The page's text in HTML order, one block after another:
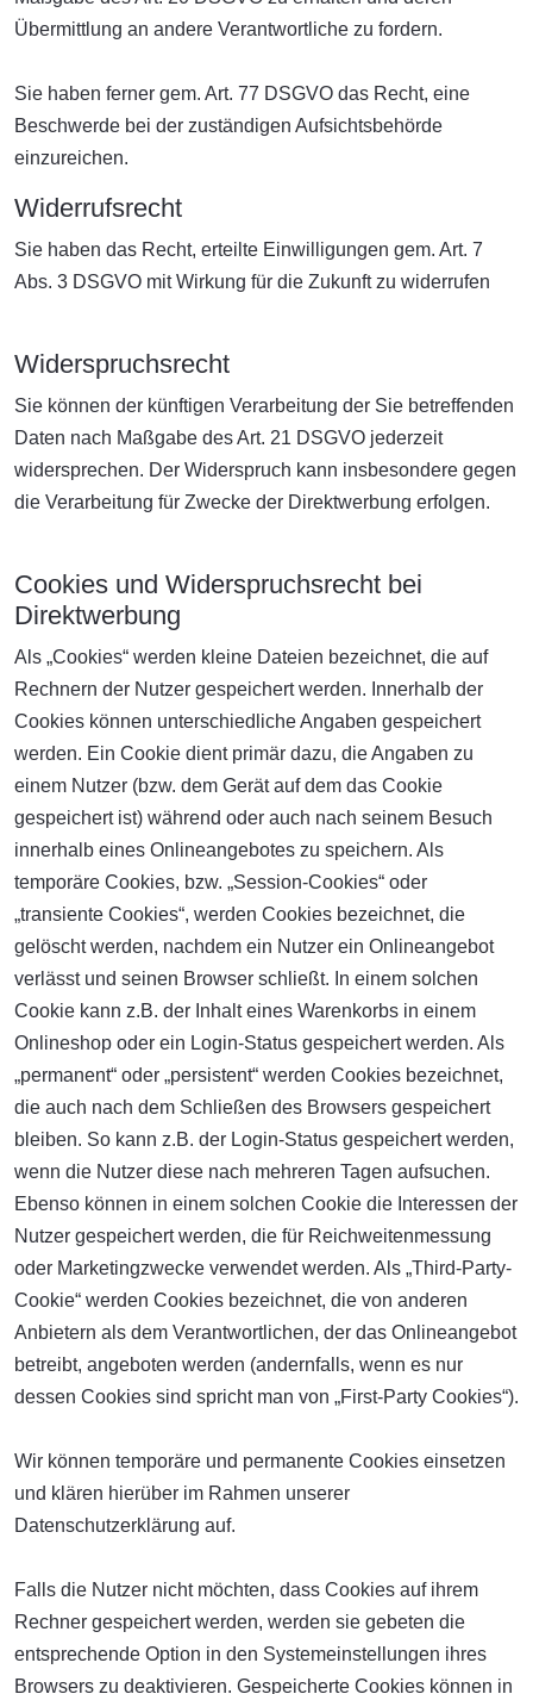
Übermittlung an andere Verantwortliche zu fordern.
Sie haben ferner gem. Art. 77 DSGVO das Recht, eine
Beschwerde bei der zuständigen Aufsichtsbehörde
einzureichen.
Widerrufsrecht
Sie haben das Recht, erteilte Einwilligungen gem. Art. 7
Abs. 3 DSGVO mit Wirkung für die Zukunft zu widerrufen
Widerspruchsrecht
Sie können der künftigen Verarbeitung der Sie betreffenden
Daten nach Maßgabe des Art. 21 DSGVO jederzeit
widersprechen. Der Widerspruch kann insbesondere gegen
die Verarbeitung für Zwecke der Direktwerbung erfolgen.
Cookies und Widerspruchsrecht bei
Direktwerbung
Als „Cookies“ werden kleine Dateien bezeichnet, die auf
Rechnern der Nutzer gespeichert werden. Innerhalb der
Cookies können unterschiedliche Angaben gespeichert
werden. Ein Cookie dient primär dazu, die Angaben zu
einem Nutzer (bzw. dem Gerät auf dem das Cookie
gespeichert ist) während oder auch nach seinem Besuch
innerhalb eines Onlineangebotes zu speichern. Als
temporäre Cookies, bzw. „Session-Cookies“ oder
„transiente Cookies“, werden Cookies bezeichnet, die
gelöscht werden, nachdem ein Nutzer ein Onlineangebot
verlässt und seinen Browser schließt. In einem solchen
Cookie kann z.B. der Inhalt eines Warenkorbs in einem
Onlineshop oder ein Login-Status gespeichert werden. Als
„permanent“ oder „persistent“ werden Cookies bezeichnet,
die auch nach dem Schließen des Browsers gespeichert
bleiben. So kann z.B. der Login-Status gespeichert werden,
wenn die Nutzer diese nach mehreren Tagen aufsuchen.
Ebenso können in einem solchen Cookie die Interessen der
Nutzer gespeichert werden, die für Reichweitenmessung
oder Marketingzwecke verwendet werden. Als „Third-Party-
Cookie“ werden Cookies bezeichnet, die von anderen
Anbietern als dem Verantwortlichen, der das Onlineangebot
betreibt, angeboten werden (andernfalls, wenn es nur
dessen Cookies sind spricht man von „First-Party Cookies“).
Wir können temporäre und permanente Cookies einsetzen
und klären hierüber im Rahmen unserer
Datenschutzerklärung auf.
Falls die Nutzer nicht möchten, dass Cookies auf ihrem
Rechner gespeichert werden, werden sie gebeten die
entsprechende Option in den Systemeinstellungen ihres
Browsers zu deaktivieren. Gespeicherte Cookies können in